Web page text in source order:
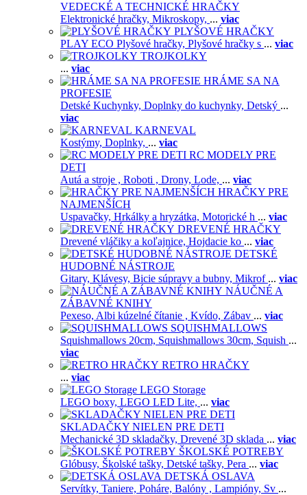
VEDECKÉ A TECHNICKÉ HRAČKY
Elektronické hračky, Mikroskopy, ... viac
PLYŠOVÉ HRAČKY
PLAY ECO Plyšové hračky, Plyšové hračky s ... viac
TROJKOLKY
... viac
HRÁME SA NA
PROFESIE
Detské Kuchynky, Doplnky do kuchynky, Detský ...
viac
KARNEVAL
Kostýmy, Doplnky, ... viac
RC MODELY PRE
DETI
Autá a stroje , Roboti , Drony, Lode, ... viac
HRAČKY PRE
NAJMENŠÍCH
Uspavačky, Hrkálky a hryzátka, Motorické h ... viac
DREVENÉ HRAČKY
Drevené vláčiky a koľajnice, Hojdacie ko ... viac
DETSKÉ
HUDOBNÉ NÁSTROJE
Gitary, Klávesy, Bicie súpravy a bubny, Mikrof ... viac
NÁUČNÉ A
ZÁBAVNÉ KNIHY
Pexeso, Albi kúzelné čítanie , Kvído, Zábav ... viac
SQUISHMALLOWS
Squishmallows 20cm, Squishmallows 30cm, Squish ...
viac
RETRO HRAČKY
... viac
LEGO Storage
LEGO boxy, LEGO LED Lite, ... viac
SKLADAČKY NIELEN PRE DETI
Mechanické 3D skladačky, Drevené 3D sklada ... viac
ŠKOLSKÉ POTREBY
Glóbusy, Školské tašky, Detské tašky, Pera ... viac
DETSKÁ OSLAVA
Servítky, Taniere, Poháre, Balóny , Lampióny, Sv ...